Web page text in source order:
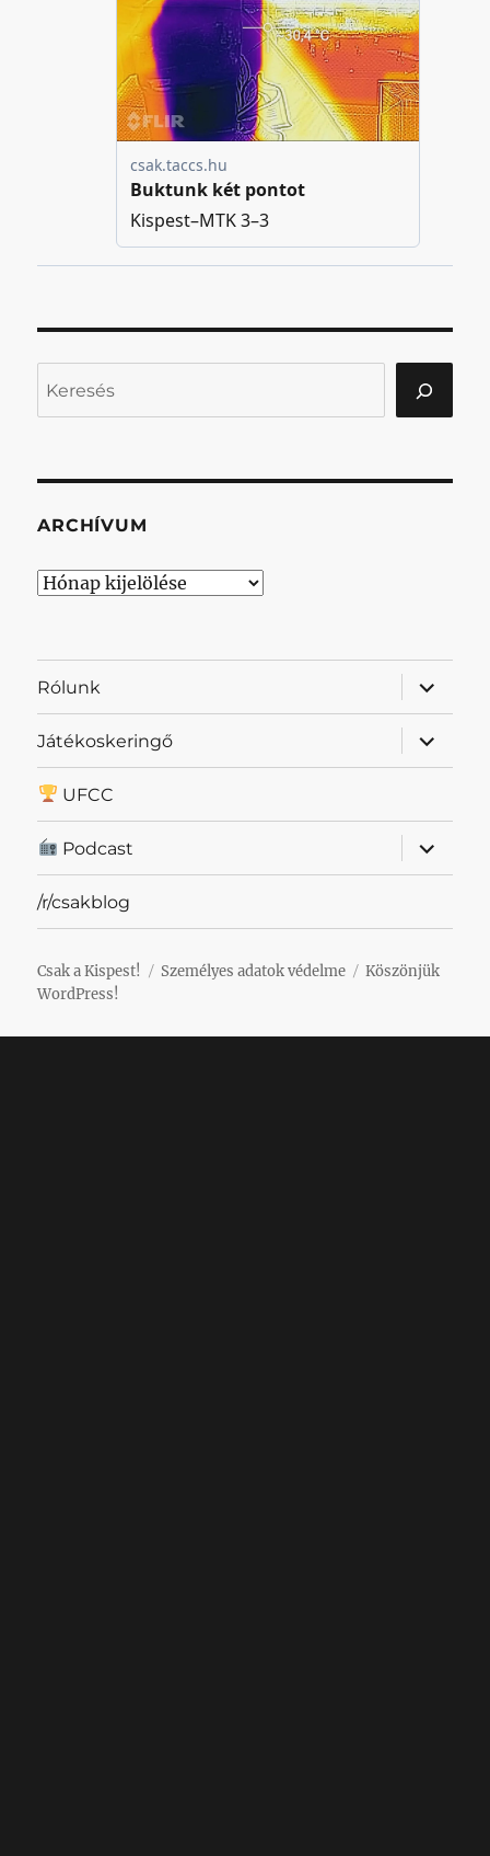
ARCHÍVUM
Archívum
Rólunk
almenü
Játékoskeringő
almenü
UFCC
Podcast
almenü
/r/csakblog
Csak a Kispest! Személyes adatok védelme
Köszönjük
WordPress!